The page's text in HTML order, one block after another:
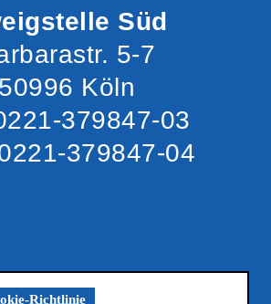
Süd
5-7
50996 Köln
379847-03
379847-04
Richtlinie